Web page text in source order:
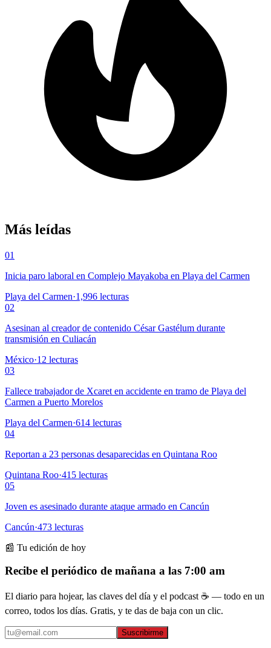
Más leídas
01
Inicia paro laboral en Complejo Mayakoba en Playa del Carmen
Playa del Carmen·1,996 lecturas
02
Asesinan al creador de contenido César Gastélum durante
transmisión en Culiacán
México·12 lecturas
03
Fallece trabajador de Xcaret en accidente en tramo de Playa del
Carmen a Puerto Morelos
Playa del Carmen·614 lecturas
04
Reportan a 23 personas desaparecidas en Quintana Roo
Quintana Roo·415 lecturas
05
Joven es asesinado durante ataque armado en Cancún
Cancún·473 lecturas
📰 Tu edición de hoy
Recibe el periódico de mañana a las 7:00 am
El diario para hojear, las claves del día y el podcast ☕ — todo en un
correo, todos los días. Gratis, y te das de baja con un clic.
Suscribirme